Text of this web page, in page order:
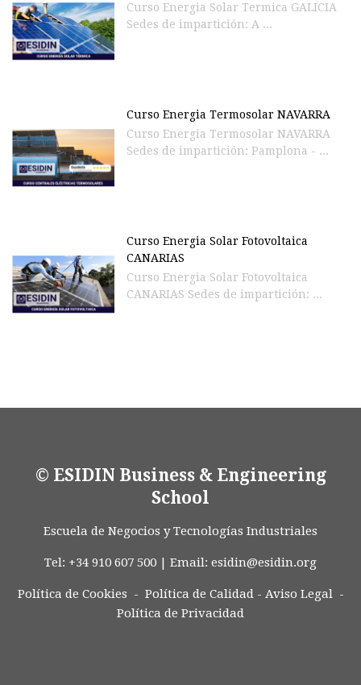
Curso Energia Solar Termica GALICIA
Sedes de impartición: A ...
Curso Energia Termosolar NAVARRA
Curso Energia Termosolar NAVARRA
Sedes de impartición: Pamplona - ...
Curso Energia Solar Fotovoltaica
CANARIAS
Curso Energia Solar Fotovoltaica
CANARIAS Sedes de impartición: ...
© ESIDIN Business & Engineering
School
Escuela de Negocios y Tecnologías Industriales
Tel: +34 910 607 500 | Email: esidin@esidin.org
Política de Cookies - Política de Calidad- Aviso Legal-
Política de Privacidad